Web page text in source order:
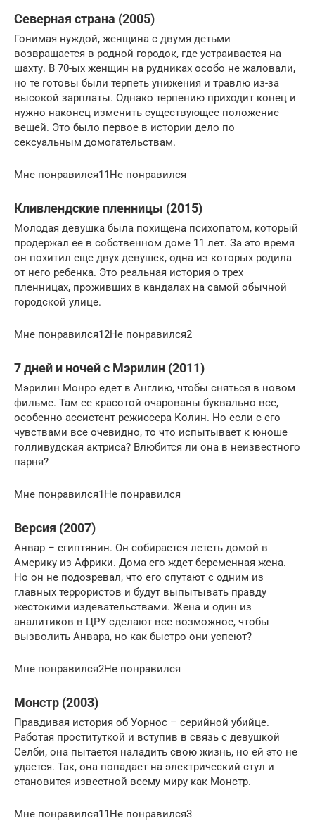
Северная страна (2005)
Гонимая нуждой, женщина с двумя детьми
возвращается в родной городок, где устраивается на
шахту. В 70-ых женщин на рудниках особо не жаловали,
но те готовы были терпеть унижения и травлю из-за
высокой зарплаты. Однако терпению приходит конец и
нужно наконец изменить существующее положение
вещей. Это было первое в истории дело по
сексуальным домогательствам.
Мне понравился11Не понравился
Кливлендские пленницы (2015)
Молодая девушка была похищена психопатом, который
продержал ее в собственном доме 11 лет. За это время
он похитил еще двух девушек, одна из которых родила
от него ребенка. Это реальная история о трех
пленницах, проживших в кандалах на самой обычной
городской улице.
Мне понравился12Не понравился2
7 дней и ночей с Мэрилин (2011)
Мэрилин Монро едет в Англию, чтобы сняться в новом
фильме. Там ее красотой очарованы буквально все,
особенно ассистент режиссера Колин. Но если с его
чувствами все очевидно, то что испытывает к юноше
голливудская актриса? Влюбится ли она в неизвестного
парня?
Мне понравился1Не понравился
Версия (2007)
Анвар – египтянин. Он собирается лететь домой в
Америку из Африки. Дома его ждет беременная жена.
Но он не подозревал, что его спутают с одним из
главных террористов и будут выпытывать правду
жестокими издевательствами. Жена и один из
аналитиков в ЦРУ сделают все возможное, чтобы
вызволить Анвара, но как быстро они успеют?
Мне понравился2Не понравился
Монстр (2003)
Правдивая история об Уорнос – серийной убийце.
Работая проституткой и вступив в связь с девушкой
Селби, она пытается наладить свою жизнь, но ей это не
удается. Так, она попадает на электрический стул и
становится известной всему миру как Монстр.
Мне понравился11Не понравился3